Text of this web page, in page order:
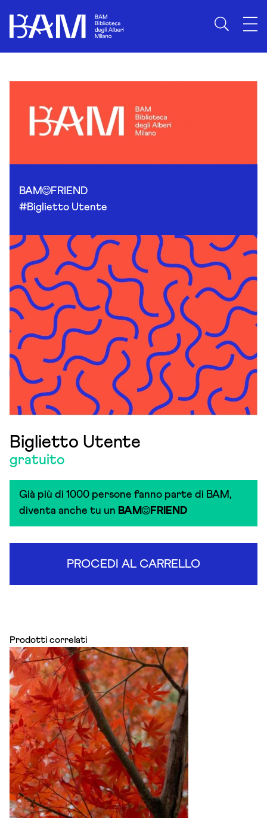
BAM
FRIEND
#Biglietto Utente
Biglietto Utente
gratuito
Già più di 1000 persone fanno parte di BAM,
diventa anche tu un BAM FRIEND
PROCEDI AL CARRELLO
Prodotti correlati